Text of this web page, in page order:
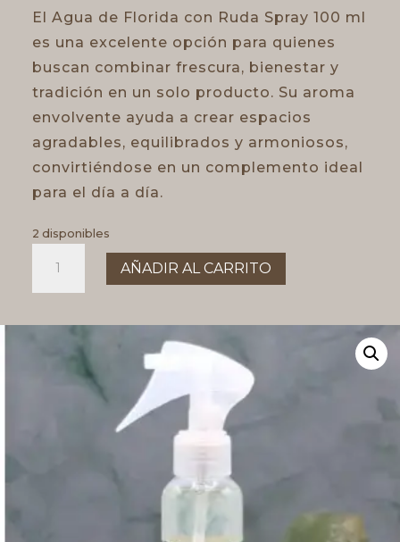
El Agua de Florida con Ruda Spray 100 ml
es una excelente opción para quienes
buscan combinar frescura, bienestar y
tradición en un solo producto. Su aroma
envolvente ayuda a crear espacios
agradables, equilibrados y armoniosos,
convirtiéndose en un complemento ideal
para el día a día.
2 disponibles
Florida
cantidad
AÑADIR AL CARRITO